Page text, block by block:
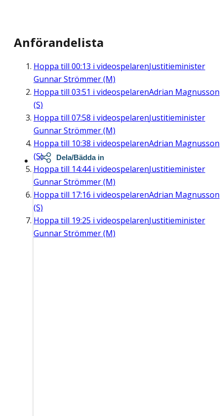
Anförandelista
Hoppa till 00:13 i videospelarenJustitieminister
Gunnar Strömmer (M)
Hoppa till 03:51 i videospelarenAdrian Magnusson
(S)
Hoppa till 07:58 i videospelarenJustitieminister
Gunnar Strömmer (M)
Hoppa till 10:38 i videospelarenAdrian Magnusson
(S)
Hoppa till 14:44i videospelarenJustitieminister
Gunnar Strömmer (M)
Hoppa till 17:16 i videospelarenAdrian Magnusson
(S)
Hoppa till 19:25 i videospelarenJustitieminister
Gunnar Strömmer (M)
Dela/Bädda in